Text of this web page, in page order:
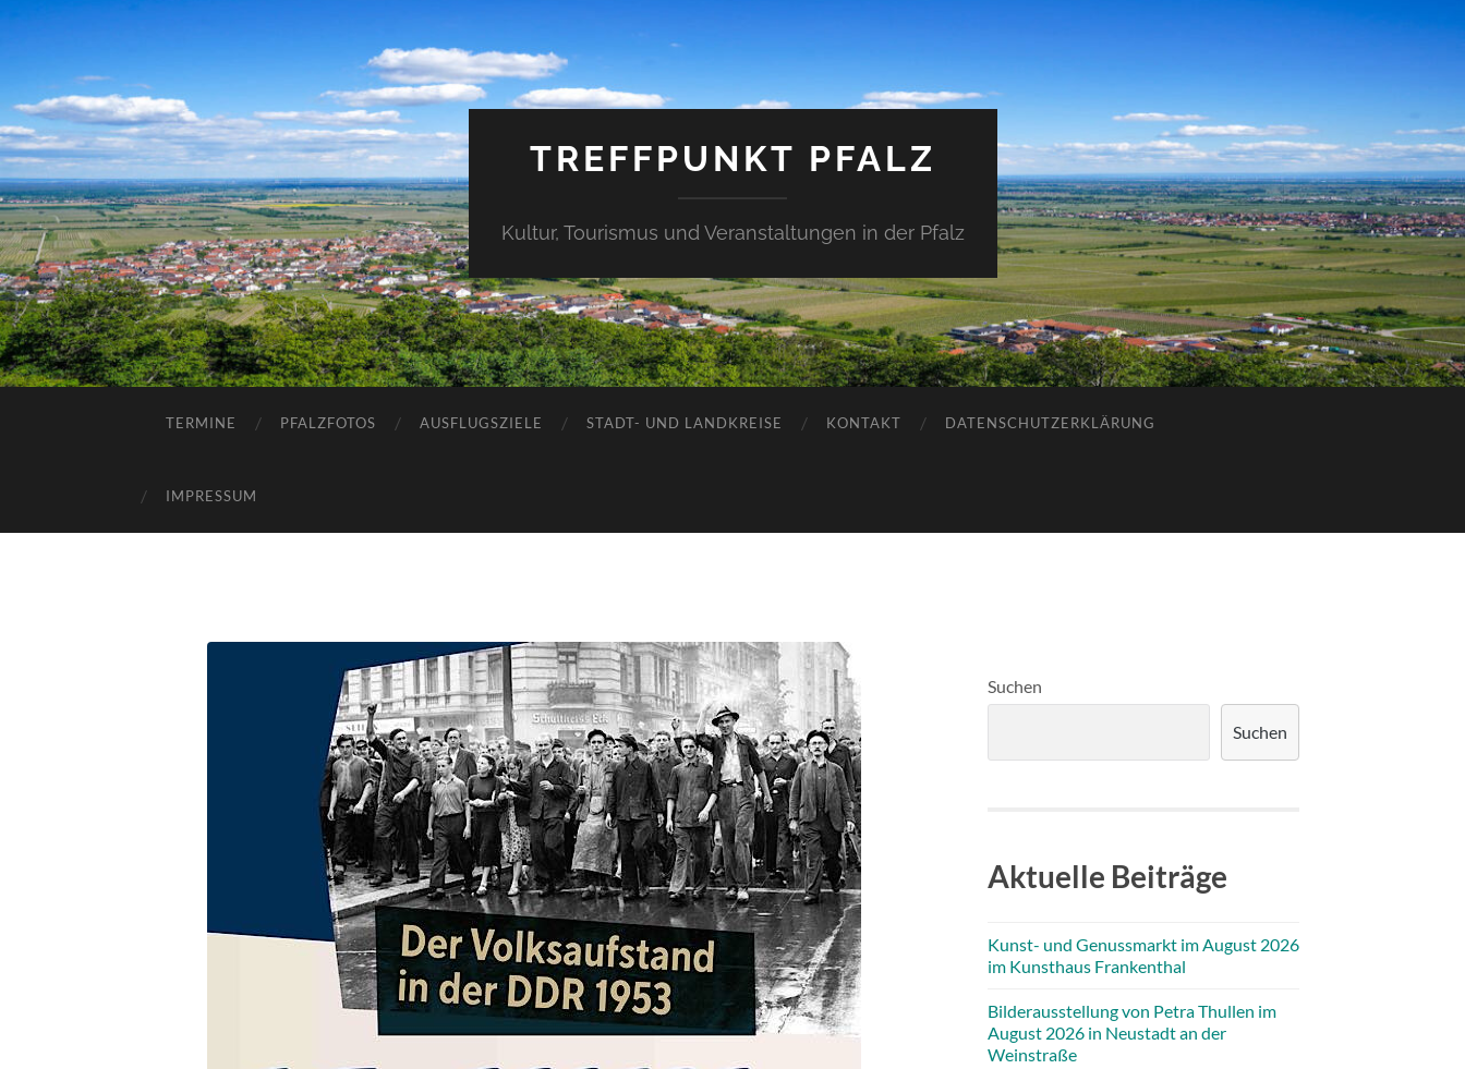
TREFFPUNKT PFALZ
Kultur, Tourismus und Veranstaltungen in der Pfalz
TERMINE PFALZFOTOS AUSFLUGSZIELE STADT- UND LANDKREISE KONTAKT DATENSCHUTZERKLÄRUNG
IMPRESSUM
Suchen
Suchen
Aktuelle Beiträge
Kunst- und Genussmarkt im August 2026
im Kunsthaus Frankenthal
Bilderausstellung von Petra Thullen im
August 2026 in Neustadt an der
Weinstraße